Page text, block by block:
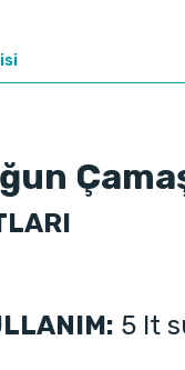
5 lt